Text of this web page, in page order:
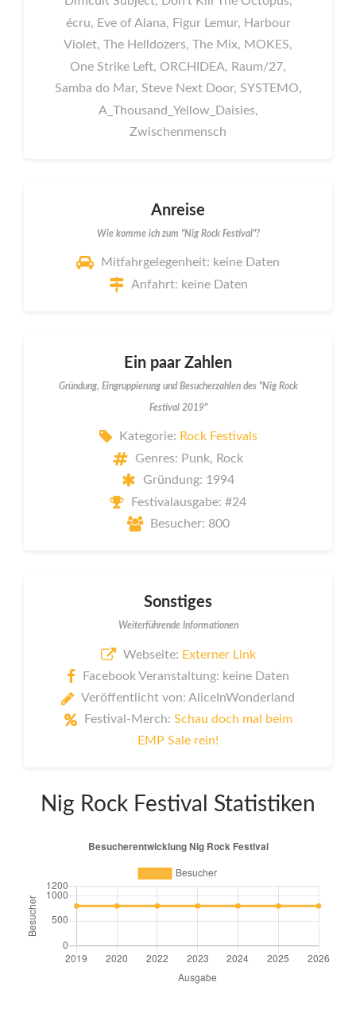
écru, Eve of Alana, Figur Lemur, Harbour
Violet, The Helldozers, The Mix, MOKES,
One Strike Left, ORCHIDEA, Raum/27,
Samba do Mar, Steve Next Door, SYSTEMO,
A_Thousand_Yellow_Daisies,
Zwischenmensch
Anreise
Wie komme ich zum "Nig Rock Festival"?
Mitfahrgelegenheit: keine Daten
Anfahrt: keine Daten
Ein paar Zahlen
Gründung, Eingruppierung und Besucherzahlen des "Nig Rock
Festival 2019"
Kategorie: Rock Festivals
Genres: Punk, Rock
Gründung: 1994
Festivalausgabe: #24
Besucher: 800
Sonstiges
Weiterführende Informationen
Webseite: Externer Link
Facebook Veranstaltung: keine Daten
Veröffentlicht von: AliceInWonderland
Festival-Merch: Schau doch mal beim
EMP Sale rein!
Nig Rock Festival Statistiken